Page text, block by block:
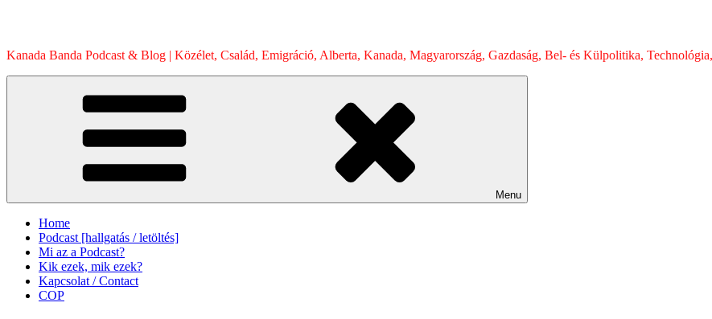
Kanada Banda Podcast & Blog | Közélet, Család, Emigráció, Alberta, Kanada, Magyarország, Gazdaság, Bel- és Külpolitika,
Menu
Home
Podcast [hallgatás / letöltés]
Mi az a Podcast?
Kik ezek, mik ezek?
Kapcsolat / Contact
COP